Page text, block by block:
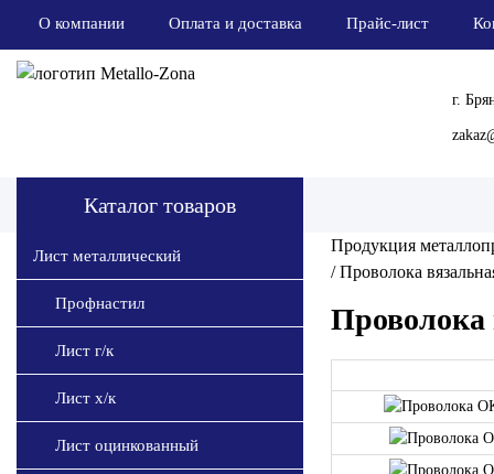
О компании Оплата и доставка Прайс-лист
г.
Каталог товаров
Лист металлический
Профнастил
Лист г/к
Лист х/к
Лист оцинкованный
Продукция
/Проволока
Проволока